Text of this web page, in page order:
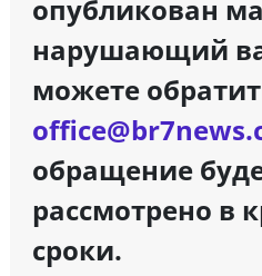
опубликован
нарушающий
можете
обращение
рассмотрено в
сроки.